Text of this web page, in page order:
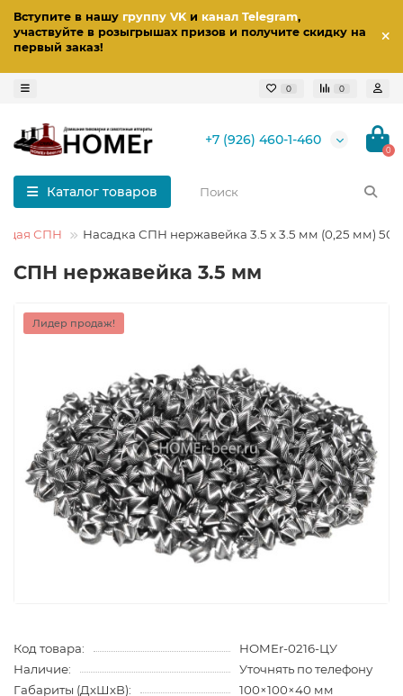
Вступите в нашу группу VKи канал Telegram,
участвуйте в розыгрышах призов и получите скидку на
первый заказ!
0 0
+7 (926) 460-1-460
0
Каталог товаров
СПН Насадка СПН нержавейка 3.5 х 3.5 мм (0,25 мм) 500
СПН нержавейка 3.5 мм
Лидер продаж!
Код товара:
HOMEr-0216-ЦУ
Наличие:
Уточнять по телефону
Габариты (ДхШхВ):
100×100×40 мм